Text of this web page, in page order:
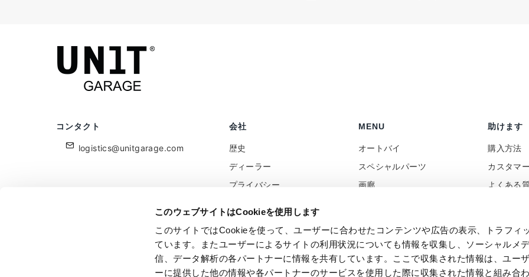
このウェブサイトはCookieを使用します
このサイトではCookieを使って、ユーザーに合わせたコンテンツや広告の表示、トラフィ
ています。またユーザーによるサイトの利用状況についても情報を収集し、ソーシャルメ
信、データ解析の各パートナーに情報を共有しています。ここで収集された情報は、ユー
ーに提供した他の情報や各パートナーのサービスを使用した際に収集された情報と組み合
コンタクト
logistics@unitgarage.com
会社
歴史
ディーラー
プライバシー
フィードバック
MENU
オートバイ
スペシャルパーツ
画廊
Social Wall
助けます
購入方法
カスタマ
よくある